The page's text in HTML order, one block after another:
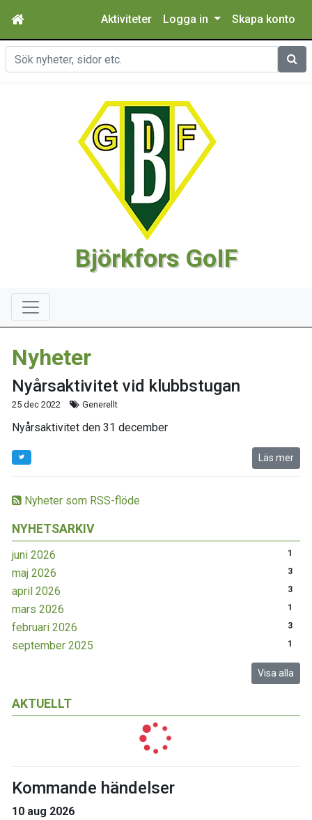
Aktiviteter Logga in Skapa konto
Sök
Björkfors GoIF
Nyheter som RSS-flöde
NYHETSARKIV
juni 2026 1
maj 2026 3
april 2026 3
mars 2026 1
februari 2026 3
september 2025 1
Visa alla
Nyheter
Nyårsaktivitet vid klubbstugan
25 dec 2022 Generellt
Nyårsaktivitet den 31 december
Läs mer
AKTUELLT
Kommande händelser
10 aug 2026